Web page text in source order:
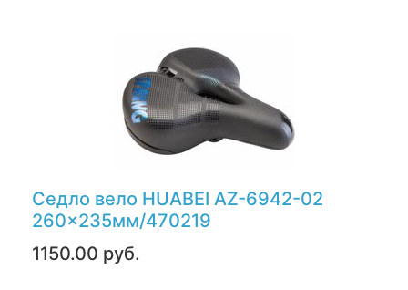
Седло вело HUABEI AZ-6942-02
260x235мм/470219
1150.00 руб.